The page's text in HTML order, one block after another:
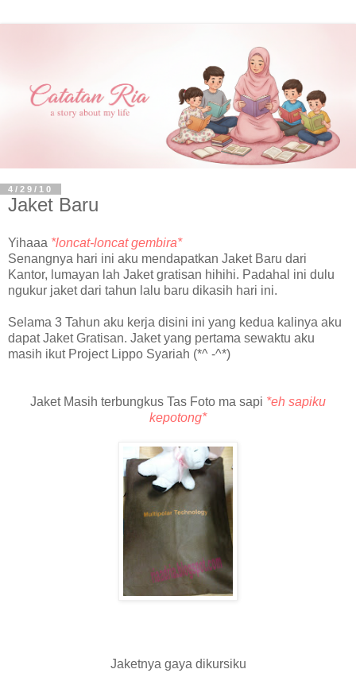
4/29/10
Jaket Baru
Yihaaa *loncat-loncat gembira*
Senangnya hari ini aku mendapatkan Jaket Baru dari
Kantor, lumayan lah Jaket gratisan hihihi. Padahal ini dulu
ngukur jaket dari tahun lalu baru dikasih hari ini.
Selama 3 Tahun aku kerja disini ini yang kedua kalinya aku
dapat Jaket Gratisan. Jaket yang pertama sewaktu aku
masih ikut Project Lippo Syariah (*^ -^*)
Jaket Masih terbungkus Tas Foto ma sapi *eh sapiku
kepotong*
Jaketnya gaya dikursiku